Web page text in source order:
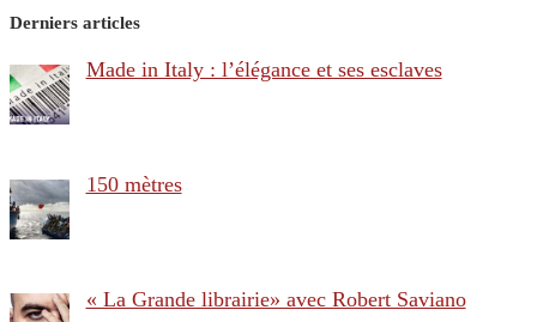
Derniers articles
Made in Italy : l’élégance et ses esclaves
150 mètres
« La Grande librairie» avec Robert Saviano